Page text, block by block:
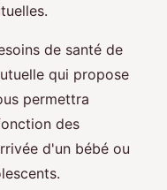
de santé de
qui propose
permettra
des
d'un bébé ou